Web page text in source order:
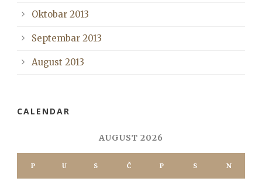
Oktobar 2013
Septembar 2013
August 2013
CALENDAR
AUGUST 2026
P U S Č P S N